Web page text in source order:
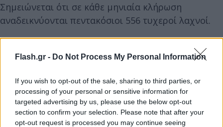
Flash.gr - Do Not Process My Personal Information
If you wish to opt-out of the sale, sharing to third parties, or
processing of your personal or sensitive information for
targeted advertising by us, please use the below opt-out
section to confirm your selection. Please note that after your
opt-out request is processed you may continue seeing
Σημειώνεται ότι σε κάθε μηνιαία κλήρωση
αναδεικνύονται πεντακόσιοι 556 τυχεροί λαχνοί.